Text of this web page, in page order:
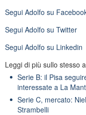
Segui Adolfo su
Segui Adolfo su Twitter
Segui Adolfo su Linkedin
Leggi di più sullo stesso
Serie B: il Pisa
interessate a La
Serie C, mercato:
Strambelli